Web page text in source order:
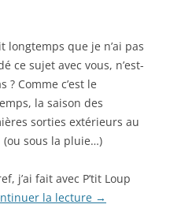
longtemps que je n’ai pas
ce sujet avec vous, n’est-
? Comme c’est le
la saison des
sorties extérieurs au
(ou sous la pluie…)
j’ai fait avec P’tit Loup
la lecture →